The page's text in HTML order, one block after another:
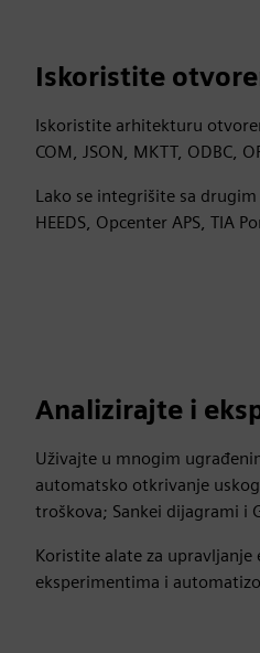
Iskoristite
Iskoristite arhitekturu
COM, JSON, MKTT, ODBC,
Lako se integrišite sa
HEEDS, Opcenter APS, TIA
Analizirajte i
Uživajte u mnogim
automatsko otkrivanje
troškova; Sankei dijagrami i
Koristite alate za
eksperimentima i